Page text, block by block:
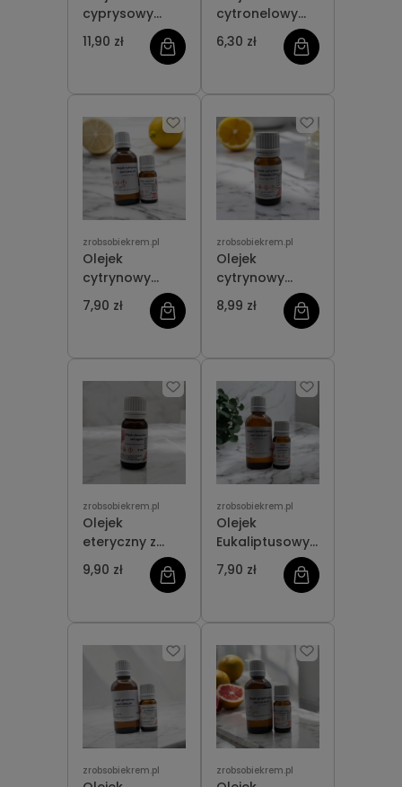
cyprysowy
Naturalny
11,90 zł
cytronelowy
NATURALNY
6,30 zł
zrobsobiekrem.pl
Olejek
cytrynowy
NATURALNY
7,90 zł
zrobsobiekrem.pl
Olejek
cytrynowy
ORGANICZNY
8,99 zł
zrobsobiekrem.pl
Olejek
eteryczny z
estragonu
9,90 zł
zrobsobiekrem.pl
Olejek
Eukaliptusowy
NATURALNY
7,90 zł
zrobsobiekrem.pl zrobsobiekrem.pl